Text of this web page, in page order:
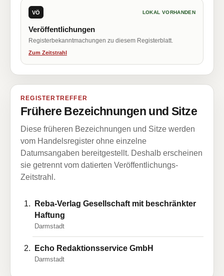
VÖ LOKAL VORHANDEN
Veröffentlichungen
Registerbekanntmachungen zu diesem Registerblatt.
Zum Zeitstrahl
REGISTERTREFFER
Frühere Bezeichnungen und Sitze
Diese früheren Bezeichnungen und Sitze werden
vom Handelsregister ohne einzelne
Datumsangaben bereitgestellt. Deshalb erscheinen
sie getrennt vom datierten Veröffentlichungs-
Zeitstrahl.
Reba-Verlag Gesellschaft mit beschränkter
Haftung
Darmstadt
Echo Redaktionsservice GmbH
Darmstadt